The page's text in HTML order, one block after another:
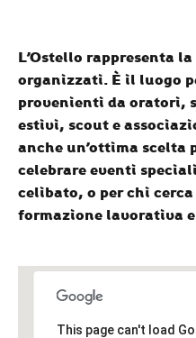
L’Ostello rappresenta
organizzati. È il luogo
provenienti da oratori,
estivi, scoute
anche un’ottima scelta
celebrare eventi
celibato, o per chi
formazione lavorativa
This page can't load